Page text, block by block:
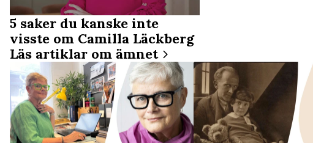
5 saker du kanske inte
visste om Camilla Läckberg
Läs artiklar om ämnet